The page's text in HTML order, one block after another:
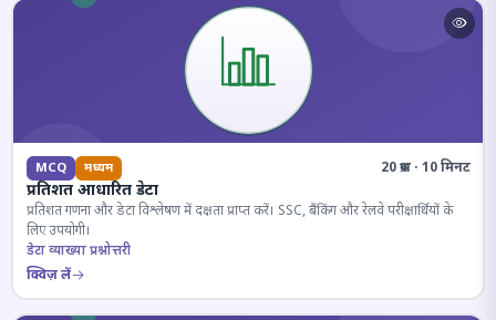
MCQ मध्यम 20 प्रश्न · 10 मिनट
प्रतिशत आधारित डेटा
प्रतिशत गणना और डेटा विश्लेषण में दक्षता प्राप्त करें। SSC, बैंकिंग और रेलवे परीक्षार्थियों के
लिए उपयोगी।
डेटा व्याख्या प्रश्नोत्तरी
क्विज़ लें